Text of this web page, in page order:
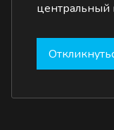
центральный